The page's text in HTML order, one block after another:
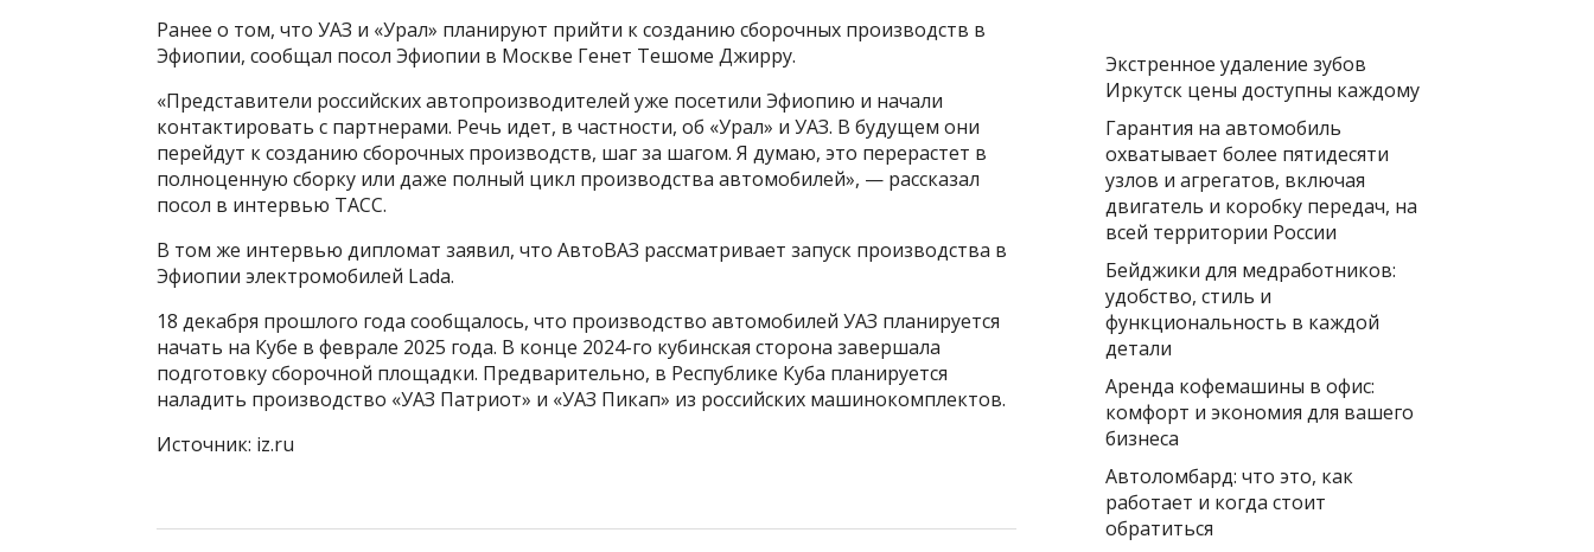
Ранее о том, что УАЗ и «Урал» планируют прийти к созданию сборочных производств в
Эфиопии, сообщал посол Эфиопии в Москве Генет Тешоме Джирру.
«Представители российских автопроизводителей уже посетили Эфиопию и начали
контактировать с партнерами. Речь идет, в частности, об «Урал» и УАЗ. В будущем они
перейдут к созданию сборочных производств, шаг за шагом. Я думаю, это перерастет в
полноценную сборку или даже полный цикл производства автомобилей», — рассказал
посол в интервью ТАСС.
В том же интервью дипломат заявил, что АвтоВАЗ рассматривает запуск производства в
Эфиопии электромобилей Lada.
18 декабря прошлого года сообщалось, что производство автомобилей УАЗ планируется
начать на Кубе в феврале 2025 года. В конце 2024-го кубинская сторона завершала
подготовку сборочной площадки. Предварительно, в Республике Куба планируется
наладить производство «УАЗ Патриот» и «УАЗ Пикап» из российских машинокомплектов.
Источник: iz.ru
Экстренное удаление зубов
Иркутск цены доступны каждому
Гарантия на автомобиль
охватывает более пятидесяти
узлов и агрегатов, включая
двигатель и коробку передач, на
всей территории России
Бейджики для медработников:
удобство, стиль и
функциональность в каждой
детали
Аренда кофемашины в офис:
комфорт и экономия для вашего
бизнеса
Автоломбард: что это, как
работает и когда стоит
обратиться